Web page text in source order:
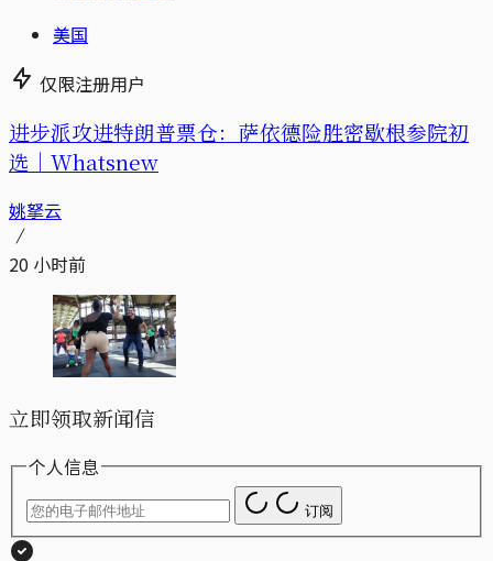
美国
仅限注册用户
进步派攻进特朗普票仓：萨依德险胜密歇根参院初
选｜Whatsnew
姚拏云
20 小时前
立即领取新闻信
个人信息
订阅